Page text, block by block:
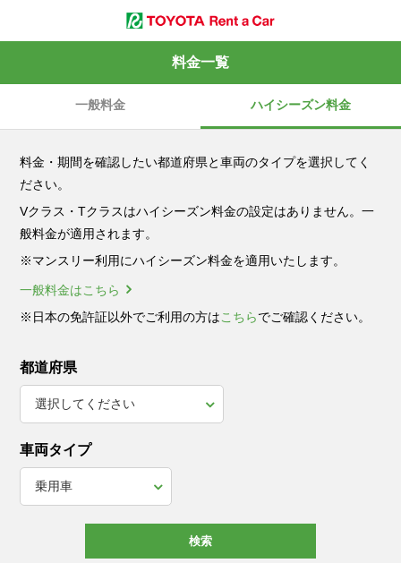
料金一覧
一般料金 ハイシーズン料金
料金・期間を確認したい都道府県と車両のタイプを選択してく
ださい。
Vクラス・Tクラスはハイシーズン料金の設定はありません。一
般料金が適用されます。
※マンスリー利用にハイシーズン料金を適用いたします。
一般料金はこちら
※日本の免許証以外でご利用の方はこちらでご確認ください。
都道府県
車両タイプ
検索